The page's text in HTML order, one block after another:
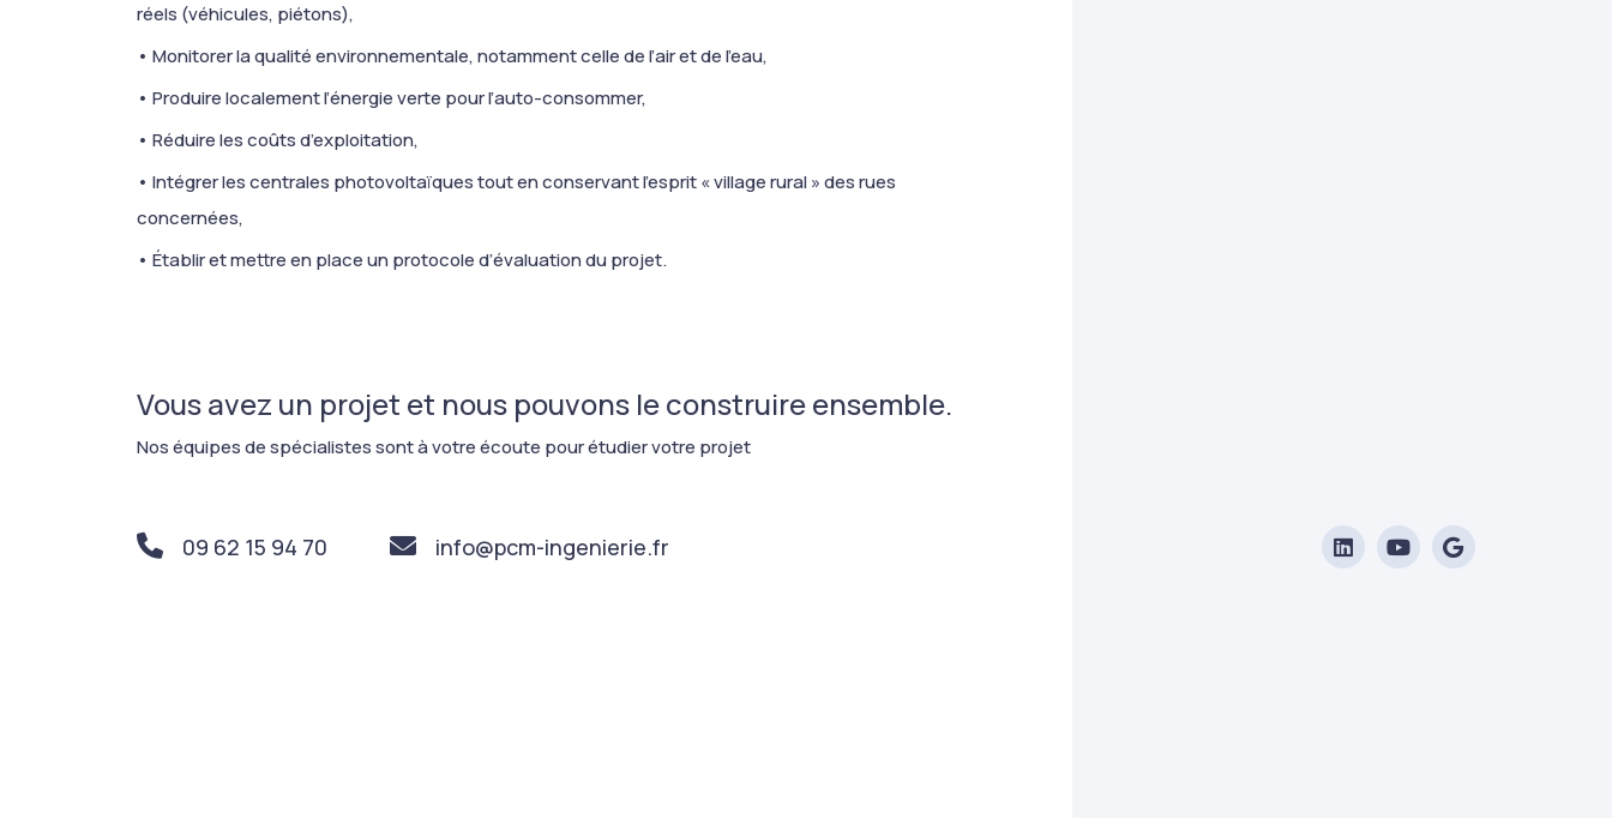
réels (véhicules, piétons),
• Monitorer la qualité environnementale, notamment celle de l’air et de l’eau,
• Produire localement l’énergie verte pour l’auto-consommer,
• Réduire les coûts d’exploitation,
• Intégrer les centrales photovoltaïques tout en conservant l’esprit « village rural » des rues
concernées,
• Établir et mettre en place un protocole d’évaluation du projet.
Vous avez un projet et nous pouvons le construire ensemble.
Nos équipes de spécialistes sont à votre écoute pour étudier votre projet
09 62 15 94 70 info@pcm-ingenierie.fr
PCM Ingénierie